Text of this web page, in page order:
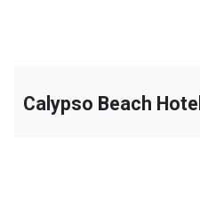
Calypso Beach Hotel